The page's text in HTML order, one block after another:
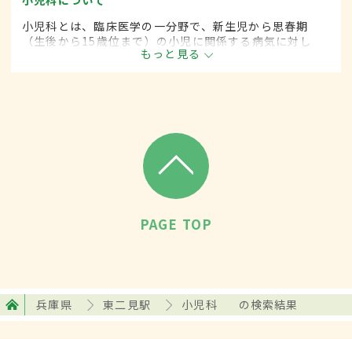
小児科とは、臨床医学の一分野で、新生児から思春期
（生後から15歳位まで）の小児に関係する病気に対し
て、内科的な治療をします。
もっと見る
PAGE TOP
兵庫県 東二見駅 小児科 の検索結果